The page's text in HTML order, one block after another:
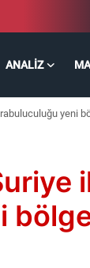
ANALIZ
yeni